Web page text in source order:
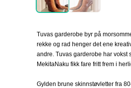
Tuvas garderobe byr på
rekke og rad henger det ene
andre. Tuvas garderobe har vokst
MekitaNaku fikk fare fritt frem i
Gylden brune skinnstøvletter fra